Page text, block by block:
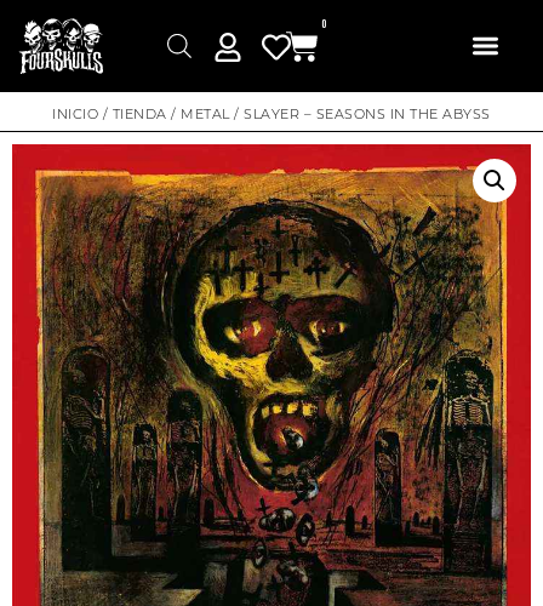
0
INICIO / TIENDA / METAL / SLAYER – SEASONS IN THE ABYSS